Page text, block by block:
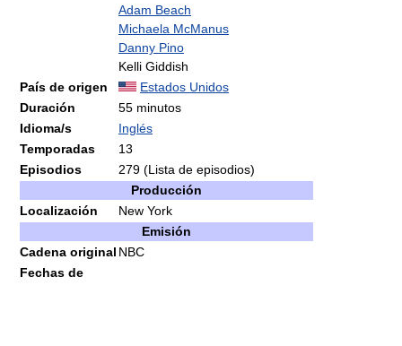
Adam Beach
Michaela McManus
Danny Pino
Kelli Giddish
País de origen
Estados Unidos
Duración
55 minutos
Idioma/s
Inglés
Temporadas
13
Episodios
279 (Lista de episodios)
Producción
Localización
New York
Emisión
Cadena original NBC
Fechas de